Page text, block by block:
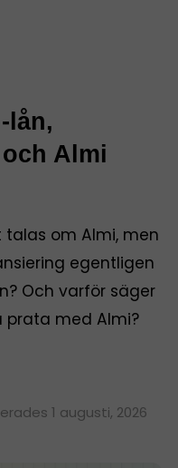
lån,
Almi
om Almi, men
egentligen
Och varför säger
prata med Almi?
1 augusti, 2026